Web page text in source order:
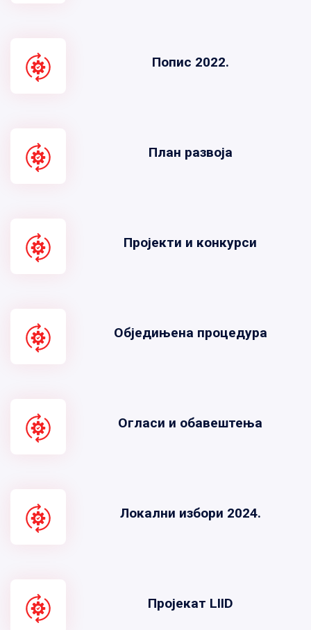
Попис 2022.
План развоја
Пројекти и конкурси
Обједињена процедура
Огласи и обавештења
Локални избори 2024.
Пројекат LIID